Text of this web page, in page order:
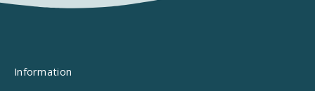
Information